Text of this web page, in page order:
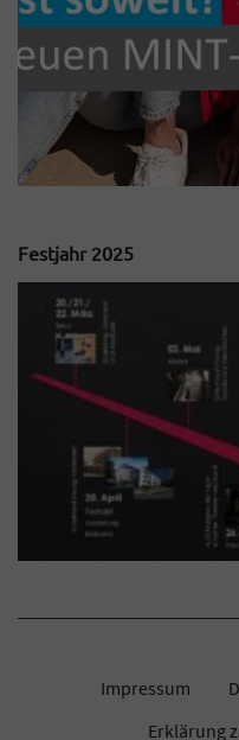
Festjahr 2025
Impressum
Erklärung